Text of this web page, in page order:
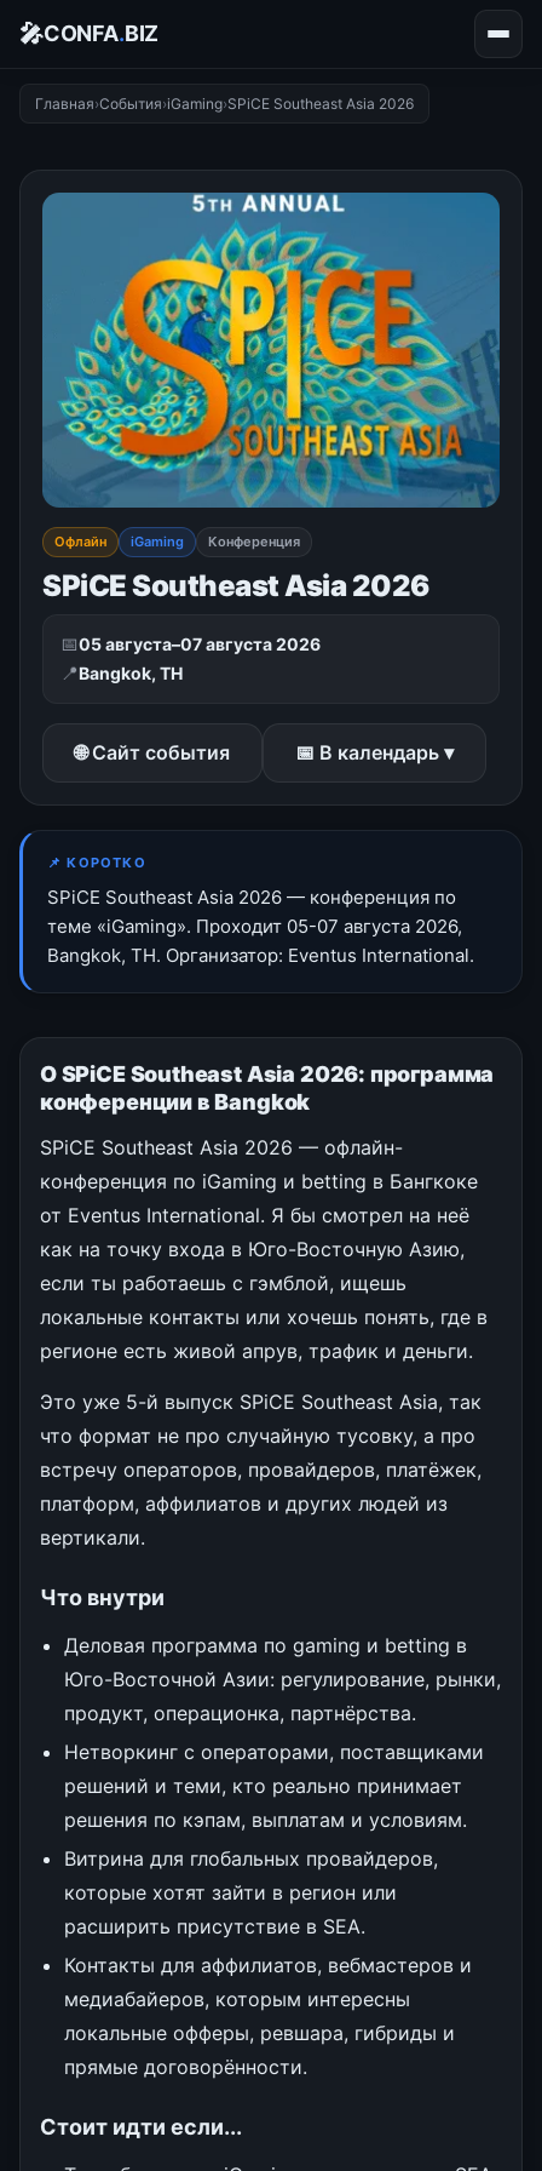
🎤CONFA.BIZ
Главная›События›iGaming›SPiCE Southeast Asia 2026
Офлайн iGaming Конференция
SPiCE Southeast Asia 2026
📅05 августа–07 августа 2026
📍Bangkok, TH
🌐 Сайт события 📅 В календарь ▾
📌 КОРОТКО
SPiCE Southeast Asia 2026 — конференция по
теме «iGaming». Проходит 05-07 августа 2026,
Bangkok, TH. Организатор: Eventus International.
О SPiCE Southeast Asia 2026: программа
конференции в Bangkok
SPiCE Southeast Asia 2026 — офлайн-
конференция по iGaming и betting в Бангкоке
от Eventus International. Я бы смотрел на неё
как на точку входа в Юго-Восточную Азию,
если ты работаешь с гэмблой, ищешь
локальные контакты или хочешь понять, где в
регионе есть живой апрув, трафик и деньги.
Это уже 5-й выпуск SPiCE Southeast Asia, так
что формат не про случайную тусовку, а про
встречу операторов, провайдеров, платёжек,
платформ, аффилиатов и других людей из
вертикали.
Что внутри
Деловая программа по gaming и betting в
Юго-Восточной Азии: регулирование, рынки,
продукт, операционка, партнёрства.
Нетворкинг с операторами, поставщиками
решений и теми, кто реально принимает
решения по кэпам, выплатам и условиям.
Витрина для глобальных провайдеров,
которые хотят зайти в регион или
расширить присутствие в SEA.
Контакты для аффилиатов, вебмастеров и
медиабайеров, которым интересны
локальные офферы, ревшара, гибриды и
прямые договорённости.
Стоит идти если...